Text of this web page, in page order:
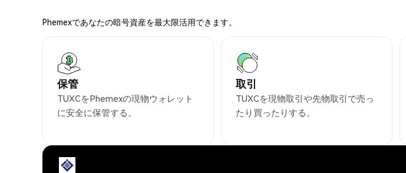
Phemexであなたの暗号資産を最大限活用できます。
保管
TUXCをPhemexの現物ウォレット
に安全に保管する。
取引
TUXCを現物取引や先物取引で売っ
たり買ったりする。